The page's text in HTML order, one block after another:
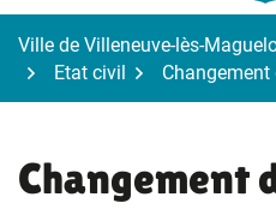
Ville de Villeneuve-lès-
Etat civil
Changement
Changement